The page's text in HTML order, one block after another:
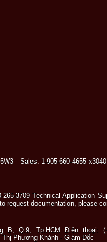
Sales: 1-905-660-4655
3709 Technical Application
request documentation, please
Tp.HCM Điện thoại:
Phương Khánh - Giám Đốc